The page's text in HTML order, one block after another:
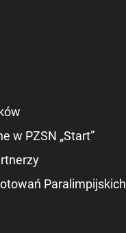
w PZSN „Start”
Paralimpijskich